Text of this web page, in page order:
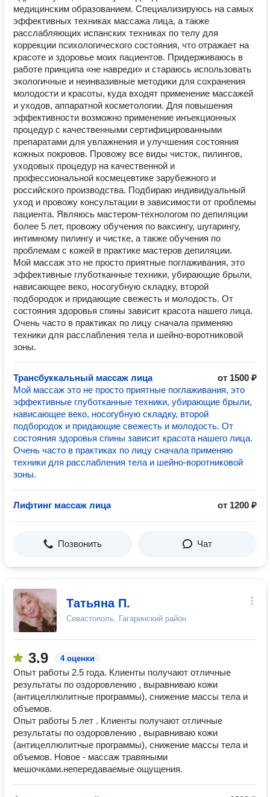
медицинским образованием. Специализируюсь на самых
эффективных техниках массажа лица, а также
расслабляющих испанских техниках по телу для
коррекции психологического состояния, что отражает на
красоте и здоровье моих пациентов. Придерживаюсь в
работе принципа «не навреди» и стараюсь использовать
экологичные и неинвазивные методики для сохранения
молодости и красоты, куда входят применение массажей
и уходов, аппаратной косметологии. Для повышения
эффективности возможно применение инъекционных
процедур с качественными сертифицированными
препаратами для увлажнения и улучшения состояния
кожных покровов. Провожу все виды чисток, пилингов,
уходовых процедур на качественной и
профессиональной космецевтике зарубежного и
российского производства. Подбираю индивидуальный
уход и провожу консультации в зависимости от проблемы
пациента. Являюсь мастером-технологом по депиляции
более 5 лет, провожу обучения по ваксингу, шугарингу,
интимному пилингу и чистке, а также обучения по
проблемам с кожей в практике мастеров депиляции.
Мой массаж это не просто приятные поглаживания, это
эффективные глуботканные техники, убирающие брыли,
нависающее веко, носогубную складку, второй
подбородок и придающие свежесть и молодость. От
состояния здоровья спины зависит красота нашего лица.
Очень часто в практиках по лицу сначала применяю
техники для расслабления тела и шейно-воротниковой
зоны.
Трансбуккальный массаж лица
от 1500 ₽
Мой массаж это не просто приятные поглаживания, это
эффективные глуботканные техники, убирающие брыли,
нависающее веко, носогубную складку, второй
подбородок и придающие свежесть и молодость. От
состояния здоровья спины зависит красота нашего лица.
Очень часто в практиках по лицу сначала применяю
техники для расслабления тела и шейно-воротниковой
зоны.
Лифтинг массаж лица от 1200 ₽
Позвонить Чат
Татьяна П.
Севастополь, Гагаринский район
3.9 4 оценки
Опыт работы 2.5 года. Клиенты получают отличные
результаты по оздоровлению , выравниваю кожи
(антицеллюлитные программы), снижение массы тела и
объемов.
Опыт работы 5 лет . Клиенты получают отличные
результаты по оздоровлению , выравниваю кожи
(антицеллюлитные программы), снижение массы тела и
объемов. Новое - массаж травяными
мешочками.непередаваемые ощущения.